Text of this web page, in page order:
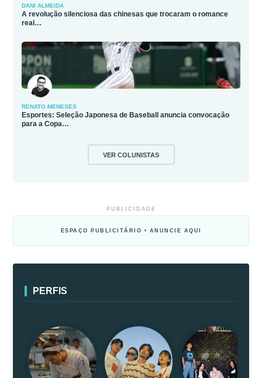
DANI ALMEIDA
A revolução silenciosa das chinesas que trocaram o romance
real…
RENATO MENESES
Esportes: Seleção Japonesa de Baseball anuncia convocação
para a Copa…
VER COLUNISTAS
PUBLICIDADE
ESPAÇO PUBLICITÁRIO • ANUNCIE AQUI
PERFIS